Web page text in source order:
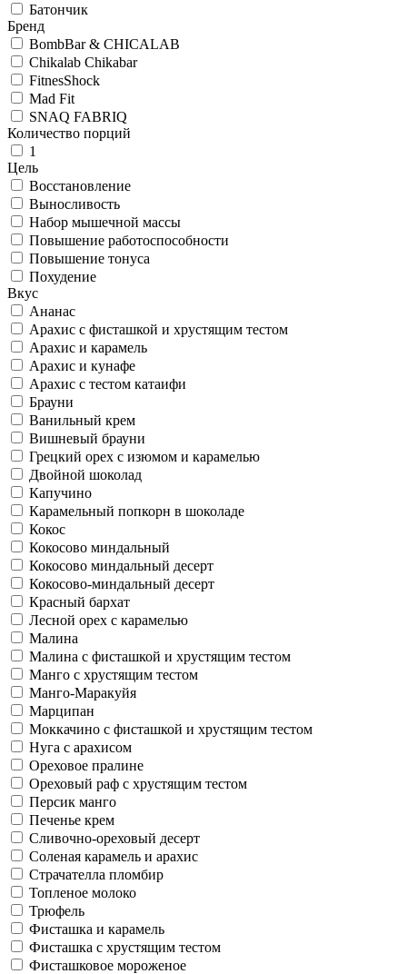
Батончик
Бренд
BombBar & CHICALAB
Chikalab Chikabar
FitnesShock
Mad Fit
SNAQ FABRIQ
Количество порций
1
Цель
Восстановление
Выносливость
Набор мышечной массы
Повышение работоспособности
Повышение тонуса
Похудение
Вкус
Ананас
Арахис c фисташкой и хрустящим тестом
Арахис и карамель
Арахис и кунафе
Арахис с тестом катаифи
Брауни
Ванильный крем
Вишневый брауни
Грецкий орех с изюмом и карамелью
Двойной шоколад
Капучино
Карамельный попкорн в шоколаде
Кокос
Кокосово миндальный
Кокосово миндальный десерт
Кокосово-миндальный десерт
Красный бархат
Лесной орех с карамелью
Малина
Малина с фисташкой и хрустящим тестом
Манго с хрустящим тестом
Манго-Маракуйя
Марципан
Моккачино с фисташкой и хрустящим тестом
Нуга с арахисом
Ореховое пралине
Ореховый раф с хрустящим тестом
Персик манго
Печенье крем
Сливочно-ореховый десерт
Соленая карамель и арахис
Страчателла пломбир
Топленое молоко
Трюфель
Фисташка и карамель
Фисташка с хрустящим тестом
Фисташковое мороженое